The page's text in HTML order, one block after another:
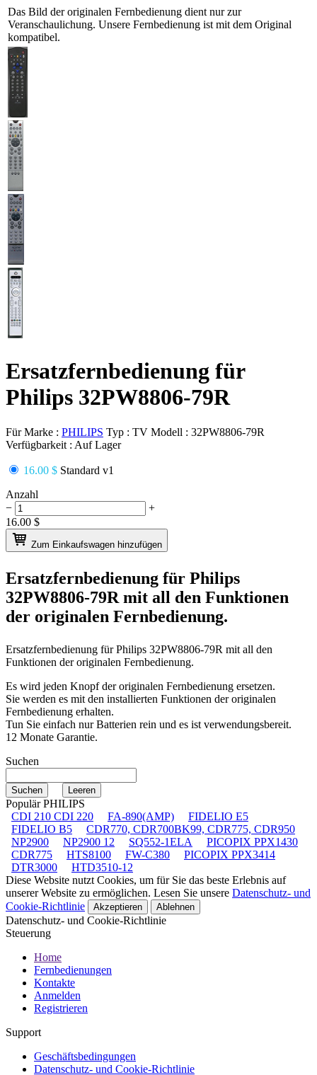
Das Bild der originalen Fernbedienung dient nur zur
Veranschaulichung. Unsere Fernbedienung ist mit dem Original
kompatibel.
Ersatzfernbedienung für
Philips 32PW8806-79R
Für Marke : PHILIPS Typ : TV Modell : 32PW8806-79R
Verfügbarkeit : Auf Lager
16.00 $ Standard v1
Anzahl
−
+
16.00 $
Zum Einkaufswagen hinzufügen
Ersatzfernbedienung für Philips
32PW8806-79R mit all den Funktionen
der originalen Fernbedienung.
Ersatzfernbedienung fürPhilips 32PW8806-79R mit all den
Funktionen der originalen Fernbedienung.
Es wird jeden Knopf der originalen Fernbedienung ersetzen.
Sie werden es mit den installierten Funktionen der originalen
Fernbedienung erhalten.
Tun Sie einfach nur Batterien rein und es ist verwendungsbereit.
12 Monate Garantie.
Suchen
Populär PHILIPS
CDI 210 CDI 220
FA-890(AMP)
FIDELIO E5
FIDELIO B5
CDR770, CDR700BK99, CDR775, CDR950
NP2900
NP2900 12 SQ552-1ELA
PICOPIX PPX1430
CDR775
HTS8100 FW-C380
PICOPIX PPX3414
DTR3000
HTD3510-12
Diese Website nutzt Cookies, um für Sie das beste Erlebnis auf
unserer Website zu ermöglichen. Lesen Sie unsere Datenschutz- und
Cookie-Richtlinie
Akzeptieren Ablehnen
Datenschutz- und Cookie-Richtlinie
Steuerung
Home
Fernbedienungen
Kontakte
Anmelden
Registrieren
Support
Geschäftsbedingungen
Datenschutz- und Cookie-Richtlinie